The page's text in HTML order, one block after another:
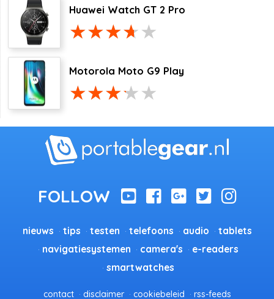
Huawei Watch GT 2 Pro
Motorola Moto G9 Play
nieuws tips testen telefoons audio
tablets
navigatiesystemen
camera's
e-readers
smartwatches
contact disclaimer cookiebeleid rss-feeds